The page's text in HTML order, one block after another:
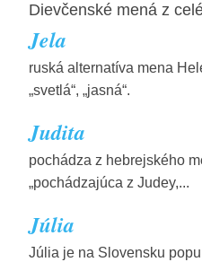
Dievčenské mená z
Jela
ruská alternatíva mena
„svetlá“, „jasná“.
Judita
pochádza z hebrejského
„pochádzajúca z Judey,...
Júlia
Júlia je na Slovensku